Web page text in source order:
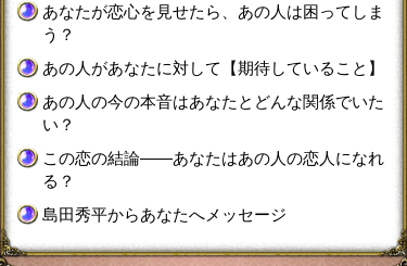
あなたが恋心を見せたら、あの人は困ってしま
う？
あの人があなたに対して【期待していること】
あの人の今の本音はあなたとどんな関係でいた
い？
この恋の結論――あなたはあの人の恋人になれ
る？
島田秀平からあなたへメッセージ